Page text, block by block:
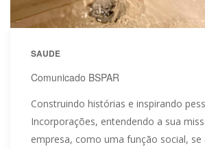
SAUDE
Comunicado BSPAR
Construindo histórias e inspirando
Incorporações, entendendo a sua
empresa, como uma função social, se